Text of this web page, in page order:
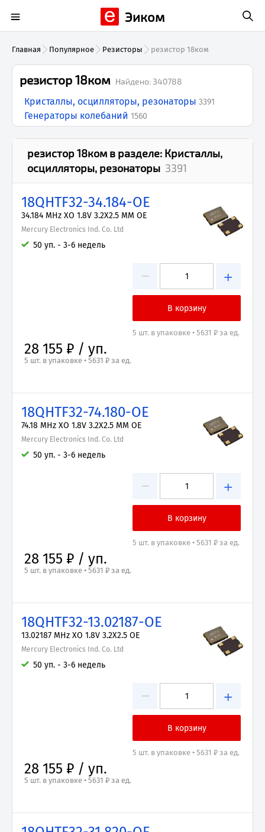
Эиком
Главная Популярное Резисторы резистор 18ком
резистор 18ком Найдено: 340788
Кристаллы, осцилляторы, резонаторы 3391
Генераторы колебаний 1560
резистор 18ком в разделе: Кристаллы,
осцилляторы, резонаторы 3391
18QHTF32-34.184-OE
34.184 MHz XO 1.8V 3.2X2.5 MM OE
Mercury Electronics Ind. Co. Ltd
50 уп. - 3-6 недель
− +
5 шт. в упаковке • 5631 ₽ за ед.
28 155 ₽ / уп.
5 шт. в упаковке • 5631 ₽ за ед.
18QHTF32-74.180-OE
74.18 MHz XO 1.8V 3.2X2.5 MM OE
Mercury Electronics Ind. Co. Ltd
50 уп. - 3-6 недель
− +
5 шт. в упаковке • 5631 ₽ за ед.
28 155 ₽ / уп.
5 шт. в упаковке • 5631 ₽ за ед.
18QHTF32-13.02187-OE
13.02187 MHz XO 1.8V 3.2X2.5 OE
Mercury Electronics Ind. Co. Ltd
50 уп. - 3-6 недель
− +
5 шт. в упаковке • 5631 ₽ за ед.
28 155 ₽ / уп.
5 шт. в упаковке • 5631 ₽ за ед.